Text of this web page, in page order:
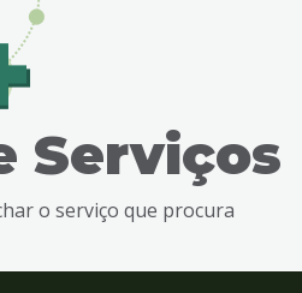
Serviços
o serviço que procura